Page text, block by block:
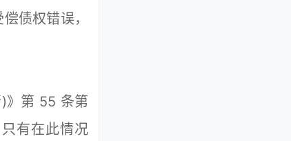
债权错误，
第 55 条第
有在此情况